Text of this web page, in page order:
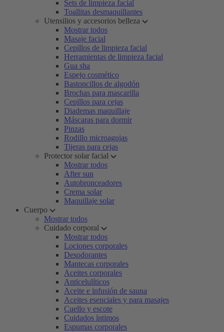
Sets de limpieza facial
Toallitas desmaquillantes
Utensilios y accesorios belleza
Mostrar todos
Masaje facial
Cepillos de limpieza facial
Herramientas de limpieza facial
Gua sha
Espejo cosmético
Bastoncillos de algodón
Brochas para mascarilla
Cepillos para cejas
Diademas maquillaje
Máscaras para dormir
Pinzas
Rodillo microagujas
Tijeras para cejas
Protector solar facial
Mostrar todos
After sun
Autobronceadores
Crema solar
Maquillaje solar
Cuerpo
Mostrar todos
Cuidado corporal
Mostrar todos
Lociones corporales
Desodorantes
Mantecas corporales
Aceites corporales
Anticelulíticos
Aceite e infusión de sauna
Aceites esenciales y para masajes
Cuello y escote
Cuidados íntimos
Espumas corporales